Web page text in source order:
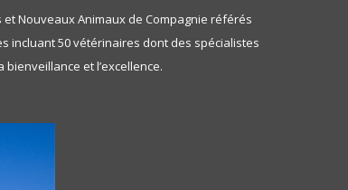
Nouveaux Animaux de Compagnie référés
incluant 50 vétérinaires dont des spécialistes
bienveillance et l’excellence.